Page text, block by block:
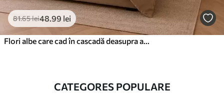
81.65lei48 .99 lei
CATEGORES POPULARE